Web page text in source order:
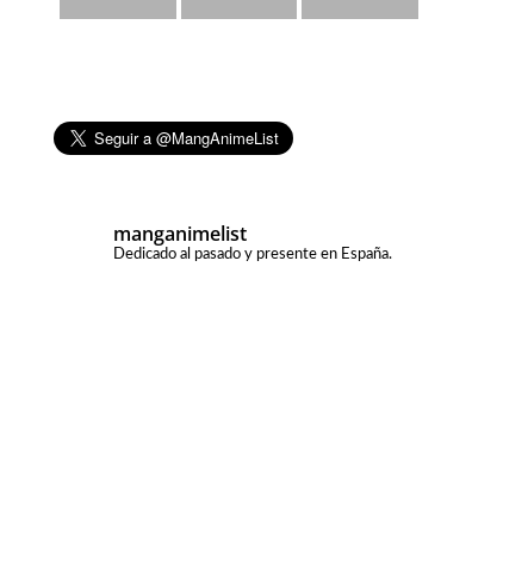
manganimelist
Dedicado al pasado y presente en España.